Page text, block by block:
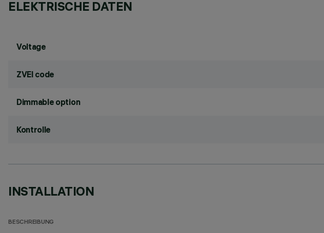
ELEKTRISCHE DATEN
Voltage
ZVEI code
Dimmable option
Kontrolle
INSTALLATION
BESCHREIBUNG